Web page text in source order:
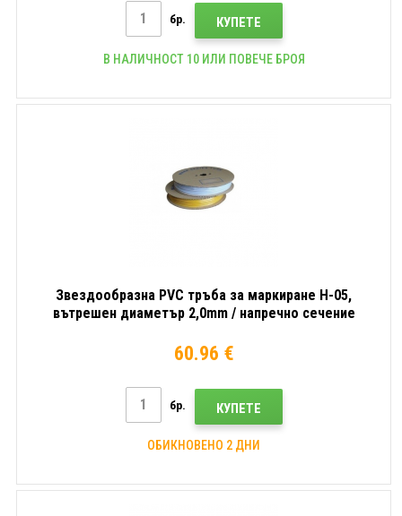
бр. КУПЕТЕ
В НАЛИЧНОСТ 10 ИЛИ ПОВЕЧЕ БРОЯ
Звездообразна PVC тръба за маркиране H-05,
вътрешен диаметър 2,0mm / напречно сечение
60.96 €
бр. КУПЕТЕ
ОБИКНОВЕНО 2 ДНИ